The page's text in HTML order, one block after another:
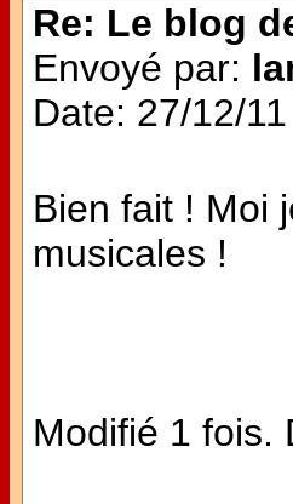
Re: Le blog
Envoyé par:
Date: 27/12/
Bien fait ! Moi
musicales !
Modifié 1 fois.